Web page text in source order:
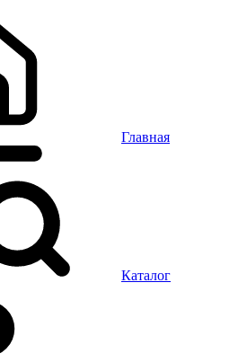
Главная
Каталог